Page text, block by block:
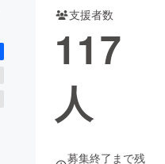
支援者数
117
人
募集終了まで残